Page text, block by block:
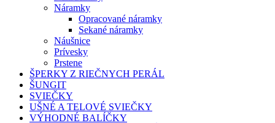
Náramky
Opracované náramky
Sekané náramky
Náušnice
Prívesky
Prstene
ŠPERKY Z RIEČNYCH PERÁL
ŠUNGIT
SVIEČKY
UŠNÉ A TELOVÉ SVIEČKY
VÝHODNÉ BALÍČKY